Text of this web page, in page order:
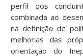
perfil dos
combinada ao
na definição de
melhorias das
orientação do